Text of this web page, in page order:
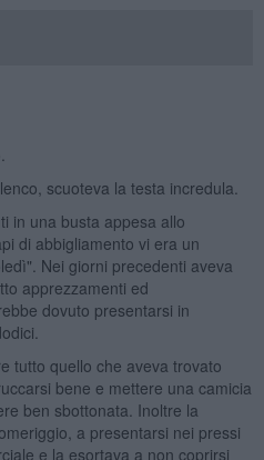
scuoteva la testa incredula.
in una busta appesa allo
di abbigliamento vi era un
Nei giorni precedenti aveva
apprezzamenti ed
dovuto presentarsi in
tutto quello che aveva trovato
bene e mettere una camicia
ben sbottonata. Inoltre la
a presentarsi nei pressi
e la esortava a non coprirsi